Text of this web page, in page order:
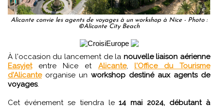
Alicante convie les agents de voyages à un workshop à Nice - Photo :
©Alicante City Beach
À l'occasion du lancement de la nouvelle liaison aérienne
Easyjetentre Nice et Alicante, l'Office du Tourisme
d'Alicanteorganise un workshop destiné aux agents de
voyages.
Cet événement se tiendra le14 mai 2024, débutant à